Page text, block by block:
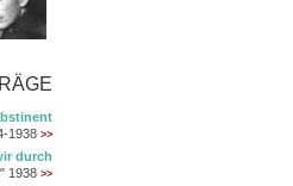
1938 >>
durch
1938 >>